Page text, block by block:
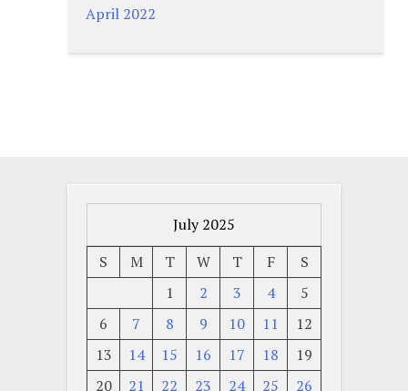
April 2022
July 2025
S
M T W T F
S
1
2 3 4
5
6
7 8 9 10 11
12
13
14 15 16 17 18
19
20
21 22 23 24 25 26